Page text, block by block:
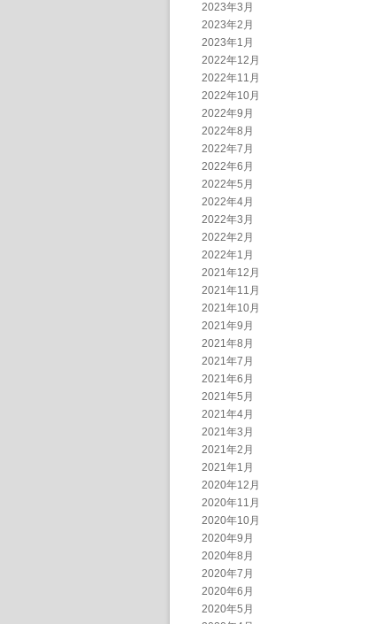
2023年3月
2023年2月
2023年1月
2022年12月
2022年11月
2022年10月
2022年9月
2022年8月
2022年7月
2022年6月
2022年5月
2022年4月
2022年3月
2022年2月
2022年1月
2021年12月
2021年11月
2021年10月
2021年9月
2021年8月
2021年7月
2021年6月
2021年5月
2021年4月
2021年3月
2021年2月
2021年1月
2020年12月
2020年11月
2020年10月
2020年9月
2020年8月
2020年7月
2020年6月
2020年5月